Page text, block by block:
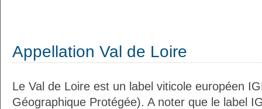
Appellation Val de Loire
Le Val de Loire est un label viticole européen
Géographique Protégée). A noter que le label